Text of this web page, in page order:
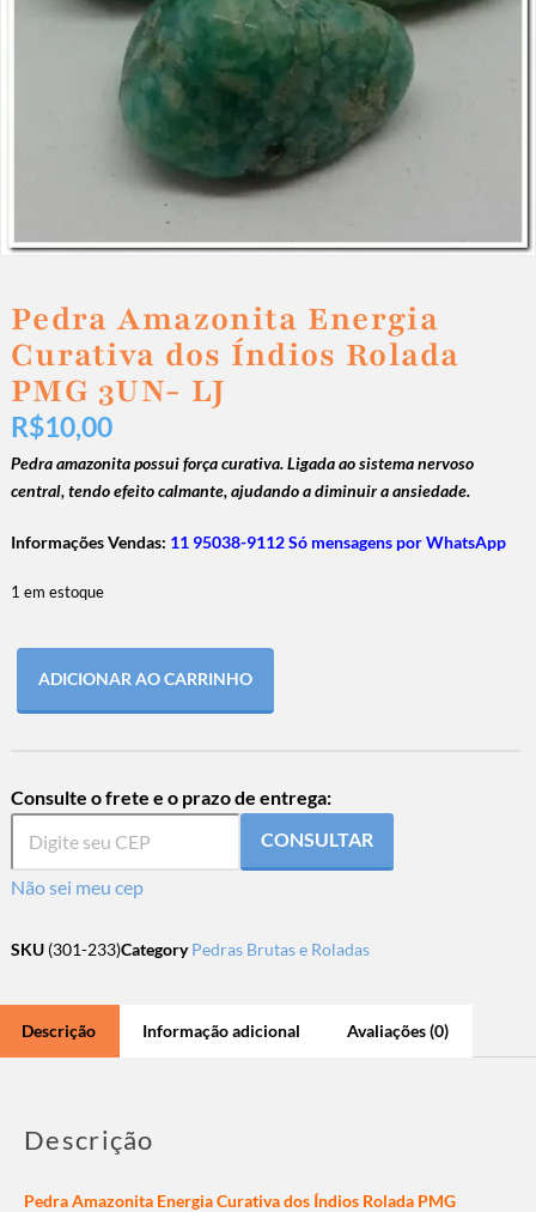
Pedra Amazonita Energia
Curativa dos Índios Rolada
PMG 3UN- LJ
R$10,00
Pedra amazonita possui força curativa. Ligada ao sistema nervoso
central, tendo efeito calmante, ajudando a diminuir a ansiedade.
Informações Vendas: 11 95038-9112 Só mensagens por WhatsApp
1 em estoque
ADICIONAR AO CARRINHO
Consulte o frete e o prazo de entrega:
CONSULTAR
Não sei meu cep
SKU (301-233)Category Pedras Brutas e Roladas
Descrição Informação adicional Avaliações (0)
Descrição
Pedra Amazonita Energia Curativa dos Índios Rolada PMG